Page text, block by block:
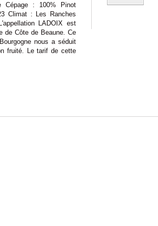
Cépage : 100% Pinot
Climat : Les Ranches
LADOIX est
de Côte de Beaune. Ce
nous a séduit
fruité. Le tarif de cette